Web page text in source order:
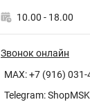
10.00 - 18.00
Звонок онлайн
MAX: +7 (916)
Telegram: